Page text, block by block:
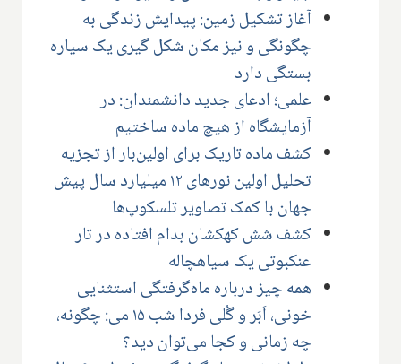
آغاز تشکیل زمین: پیدایش زندگی به
چگونگی و نیز مکان شکل گیری یک سیاره
بستگی دارد
علمی؛ ادعای جدید دانشمندان: در
آزمایشگاه از هیچ ماده ساختیم
کشف ماده تاریک برای اولین‌بار از تجزیه
تحلیل اولین نورهای ۱۲ میلیارد سال پیش
جهان با کمک تصاویر تلسکوپ‌ها
کشف شش کهکشان بدام افتاده در تار
عنکبوتی یک سیاهچاله
همه چیز درباره ماه‌گرفتگی استثنایی
خونی، اَبَر و گُلی فردا شب ۱۵ می: چگونه،
چه زمانی و کجا می‌توان دید؟